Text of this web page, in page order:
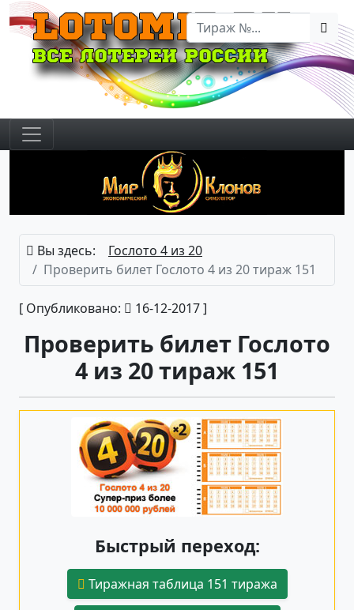
Вы здесь:
Гослото 4 из 20
Проверить билет Гослото 4 из 20 тираж 151
[ Опубликовано: 16-12-2017 ]
Проверить билет Гослото
4 из 20 тираж 151
Быстрый переход:
Тиражная таблица 151 тиража